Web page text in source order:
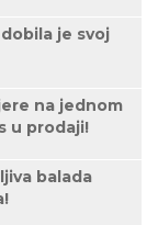
je svoj
na jednom
u prodaji!
balada